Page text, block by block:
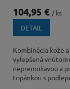
104,95 € / ks
DETAIL
Kombinácia kože
vylepšená
nepremokavou a
topánkou s